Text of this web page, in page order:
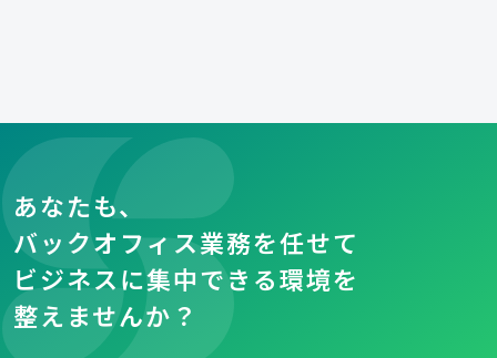
あなたも、
バックオフィス業務を任せて
ビジネスに集中できる環境を
整えませんか？